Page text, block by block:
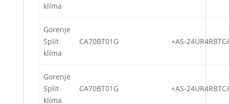
klíma
Gorenje
Split
klíma
CA70BT01G +AS-
Gorenje
Split
klíma
CA70BT01G +AS-